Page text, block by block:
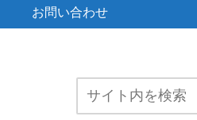
お問い合わせ